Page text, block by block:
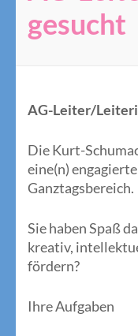
gesucht
AG-Leiter/
Die Kurt-
eine(n)
Ganztagsbereich.
Sie haben Spaß
kreativ,
fördern?
Ihre Aufgaben